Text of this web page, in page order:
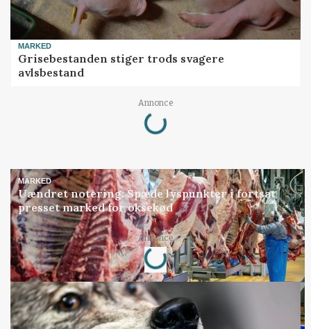
MARKED
Grisebestanden stiger trods svagere
avlsbestand
Annonce
Loading...
MARKED
Uændret notering: Spæde lyspunkter i fortsat
presset marked for oksekød
Annonce
Loading...